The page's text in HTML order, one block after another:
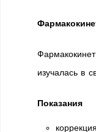
изучалась в
Показания